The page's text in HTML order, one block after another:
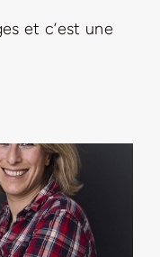
et c’est une